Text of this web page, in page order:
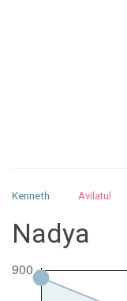
Kenneth Avilatul
Nurhilman
Pathin
Nadya